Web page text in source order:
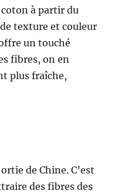
à partir du
texture et couleur
un touché
fibres, on en
plus fraîche,
de Chine. C’est
des fibres des